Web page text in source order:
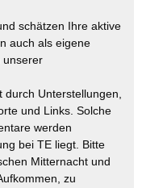
schätzen Ihre aktive
auch als eigene
unserer
Unterstellungen,
und Links. Solche
werden
bei TE liegt. Bitte
Mitternacht und
zu